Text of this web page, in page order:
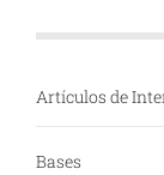
Artículos de
Bases